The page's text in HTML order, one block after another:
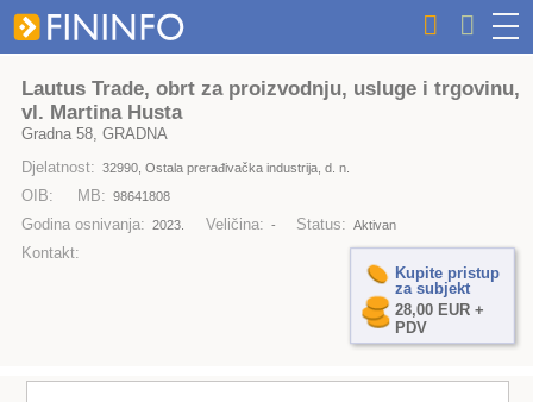
Lautus Trade, obrt za proizvodnju, usluge i trgovinu,
vl. Martina Husta
Gradna 58, GRADNA
Djelatnost: 32990, Ostala prerađivačka industrija, d. n.
OIB: MB: 98641808
Godina osnivanja: 2023. Veličina: - Status: Aktivan
Kontakt:
Kupite pristup
za subjekt
28,00 EUR +
PDV